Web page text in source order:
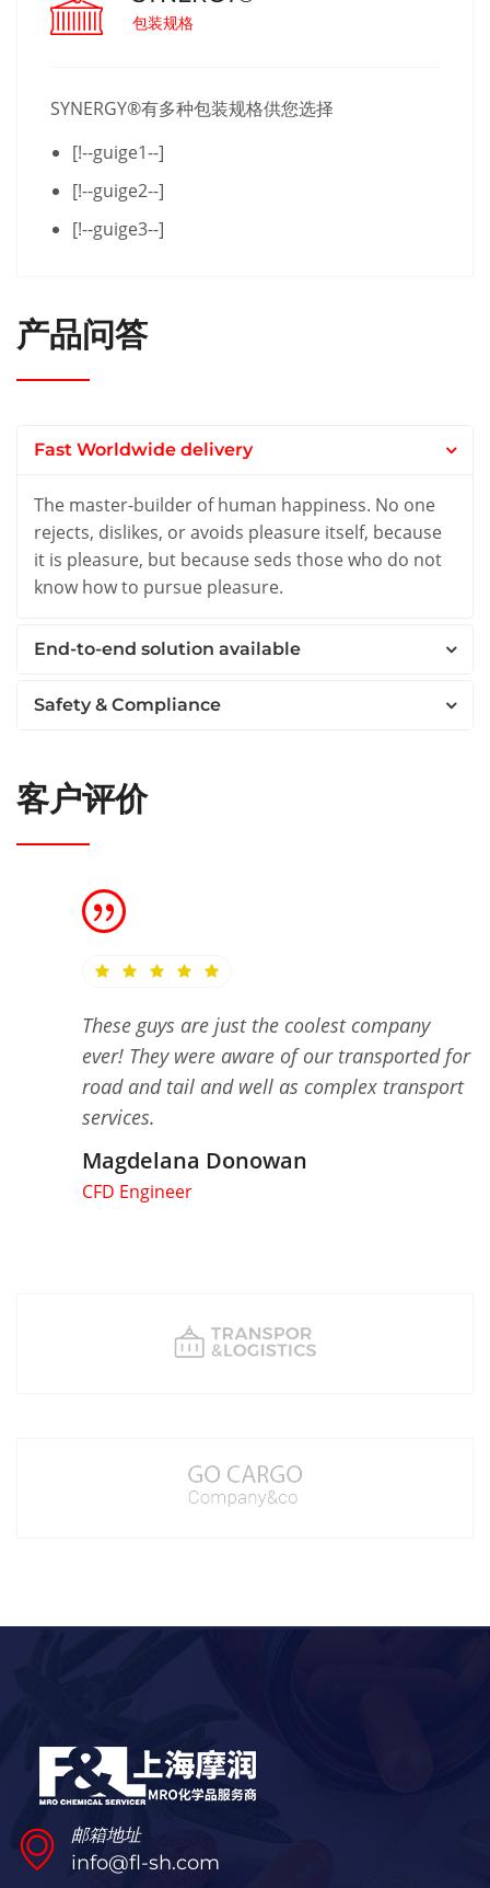
包装规格
SYNERGY®有多种包装规格供您选择
[!--guige1--]
[!--guige2--]
[!--guige3--]
产品问答
Fast Worldwide delivery
The master-builder of human happiness. No one
rejects, dislikes, or avoids pleasure itself, because
it is pleasure, but because seds those who do not
know how to pursue pleasure.
End-to-end solution available
Safety & Compliance
客户评价
These guys are just the coolest company
ever! They were aware of our transported for
road and tail and well as complex transport
services.
Magdelana Donowan
CFD Engineer
邮箱地址
info@fl-sh.com